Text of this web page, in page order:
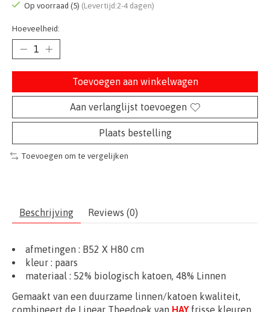
Op voorraad (5) (Levertijd:2-4 dagen)
Hoeveelheid:
Toevoegen aan winkelwagen
Aan verlanglijst toevoegen
Plaats bestelling
Toevoegen om te vergelijken
Beschrijving Reviews (0)
afmetingen : B52 X H80 cm
kleur : paars
materiaal : 52% biologisch katoen, 48% Linnen
Gemaakt van een duurzame linnen/katoen kwaliteit,
combineert de Linear Theedoek van HAYfrisse kleuren